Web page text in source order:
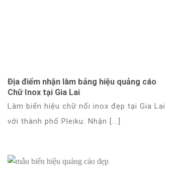
Địa điểm nhận làm bảng hiệu quảng cáo
Chữ Inox tại Gia Lai
Làm biển hiệu chữ nổi inox đẹp tại Gia Lai
với thành phố Pleiku. Nhận [...]